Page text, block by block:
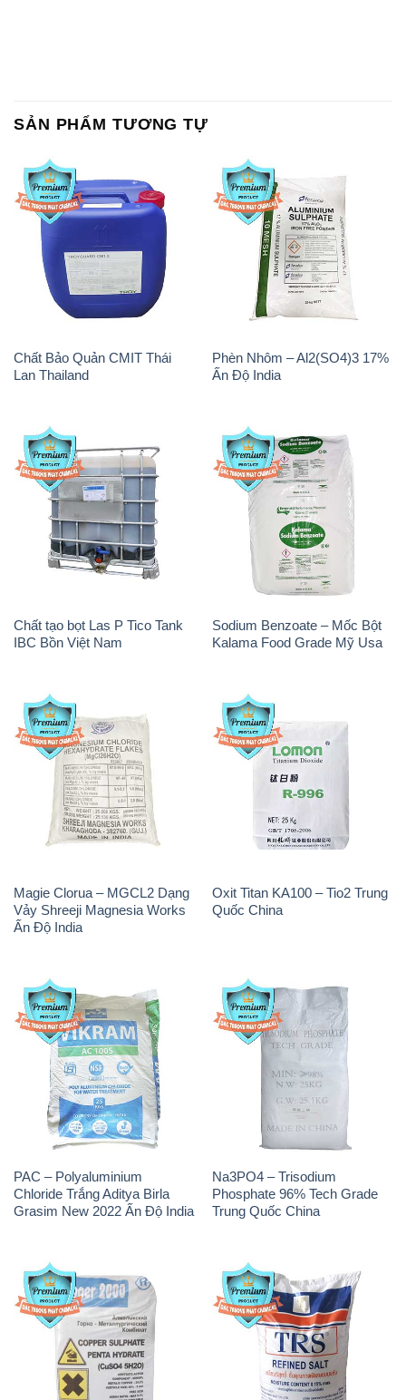
SẢN PHẨM TƯƠNG TỰ
Chất Bảo Quản CMIT Thái
Lan Thailand
Phèn Nhôm – Al2(SO4)3 17%
Ấn Độ India
Chất tạo bọt Las P Tico Tank
IBC Bồn Việt Nam
Sodium Benzoate – Mốc Bột
Kalama Food Grade Mỹ Usa
Magie Clorua – MGCL2 Dạng
Vảy Shreeji Magnesia Works
Ấn Độ India
Oxit Titan KA100 – Tio2 Trung
Quốc China
PAC – Polyaluminium
Chloride Trắng Aditya Birla
Grasim New 2022 Ấn Độ India
Na3PO4 – Trisodium
Phosphate 96% Tech Grade
Trung Quốc China